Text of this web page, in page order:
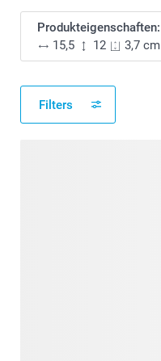
Produkteigenschaften:
15,5
12 3,7 cm
Filters